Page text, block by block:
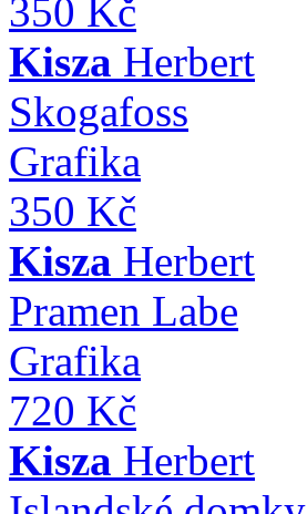
350 Kč
Kisza Herbert
Skogafoss
Grafika
350 Kč
Kisza Herbert
Pramen Labe
Grafika
720 Kč
Kisza Herbert